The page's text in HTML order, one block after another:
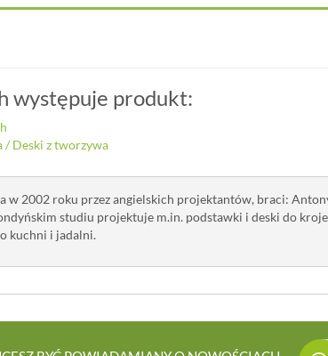
występuje produkt:
/ Deski z tworzywa
w 2002 roku przez angielskich projektantów, braci:
studiu projektuje m.in. podstawki i deski do
kuchni i jadalni.